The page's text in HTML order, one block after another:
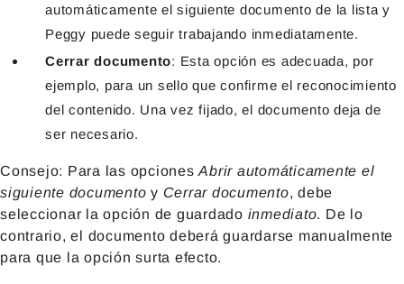
automáticamente el siguiente documento de la lista y
Peggy puede seguir trabajando inmediatamente.
Cerrar documento: Esta opción es adecuada, por
ejemplo, para un sello que confirme el reconocimiento
del contenido. Una vez fijado, el documento deja de
ser necesario.
Consejo: Para las opcionesAbrir automáticamente el
siguiente documento y Cerrar documento, debe
seleccionar la opción de guardado inmediato. De lo
contrario, el documento deberá guardarse manualmente
para que la opción surta efecto.